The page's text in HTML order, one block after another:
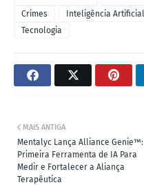
Crimes
Inteligência Artificial
Tecnologia
MAIS ANTIGA
Mentalyc Lança Alliance Genie™:
Primeira Ferramenta de IA Para
Medir e Fortalecer a Aliança
Terapêutica